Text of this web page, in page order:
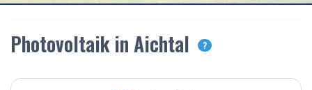
Photovoltaik in Aichtal ?